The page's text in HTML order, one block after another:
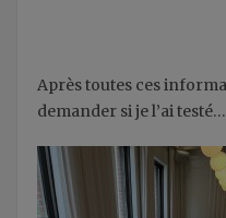
Après toutes ces
demander si je l’ai